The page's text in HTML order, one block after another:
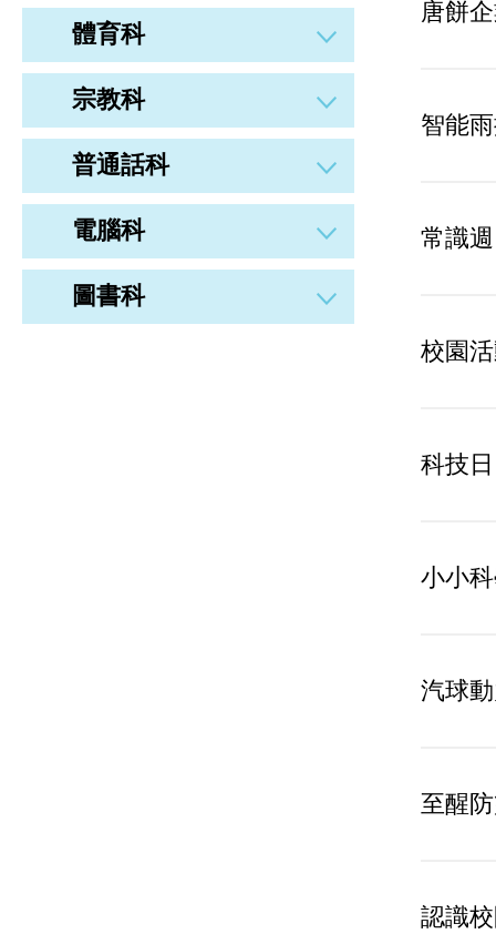
體育科
宗教科
普通話科
電腦科
圖書科
唐餅
智能
常識週
校園
科技日
小小
汽球
至醒
認識